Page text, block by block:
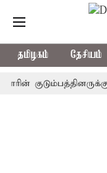
தமிழகம் தேசியம்